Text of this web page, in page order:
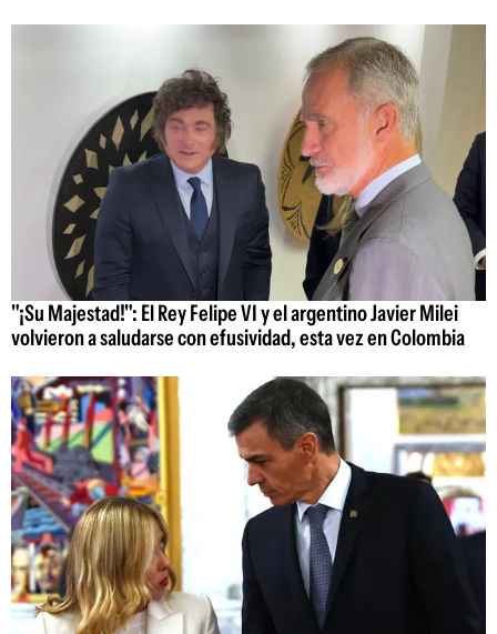
"¡Su Majestad!": El Rey Felipe VI y el argentino Javier Milei
volvieron a saludarse con efusividad, esta vez en Colombia